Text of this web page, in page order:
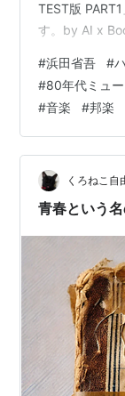
TEST版
す。by AI x
あります。
#浜田省吾 #
#80年代ミュ
#音楽 #邦楽
くろねこ自
青春という